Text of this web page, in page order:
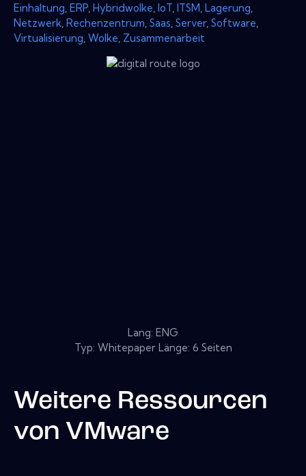
Einhaltung ERP Hybridwolke IoT ITSM Lagerung
Netzwerk Rechenzentrum Saas Server, Software
Virtualisierung Wolke Zusammenarbeit
Lang: ENG
Typ: Whitepaper Länge: 6 Seiten
Weitere Ressourcen
von VMware